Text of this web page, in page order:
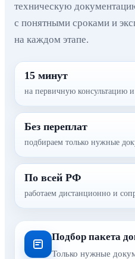
техническую
с понятными сроками и
на каждом этапе.
15 минут
на первичную консультацию
Без переплат
подбираем только нужные
По всей РФ
работаем дистанционно и
Подбор пакета
Только нужные